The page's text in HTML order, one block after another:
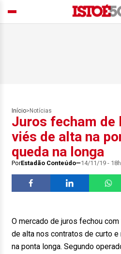
Início> Notícias
Juros fecham de
viés de alta na
queda na longa
PorEstadão Conteúdo 14/11/19 -
O mercado de juros fechou
de alta nos contratos de curto
na ponta longa. Segundo